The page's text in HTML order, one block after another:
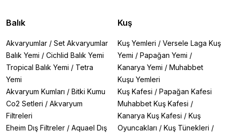
Balık
Akvaryumlar / Set Akvaryumlar
Balık Yemi / Cichlid Balık Yemi
Tropical Balık Yemi / Tetra
Yemi
Akvaryum Kumları / Bitki Kumu
Co2 Setleri / Akvaryum
Filtreleri
Eheim Dış Filtreler / Aquael Dış
Kuş
Kuş Yemleri / Versele Laga Kuş
Yemi / Papağan Yemi /
Kanarya Yemi / Muhabbet
Kuşu Yemleri
Kuş Kafesi / Papağan Kafesi
Muhabbet Kuş Kafesi /
Kanarya Kuş Kafesi / Kuş
Oyuncakları / Kuş Tünekleri /